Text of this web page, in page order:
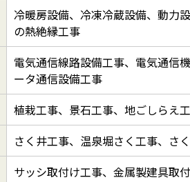
冷暖房設備、冷凍冷蔵設備、動力
の熱絶縁工事
電気通信線路設備工事、電気通信
ータ通信設備工事
植栽工事、景石工事、地ごしらえ
さく井工事、温泉堀さく工事、さ
サッシ取付け工事、金属製建具取